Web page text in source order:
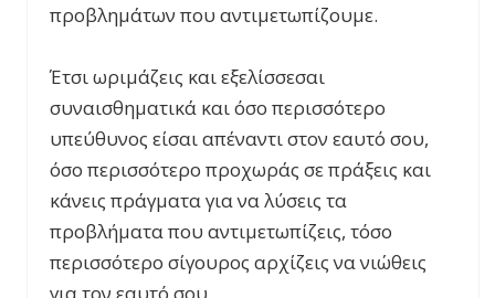
προβλημάτων που αντιμετωπίζουμε.
Έτσι ωριμάζεις και εξελίσσεσαι
συναισθηματικά και όσο περισσότερο
υπεύθυνος είσαι απέναντι στον εαυτό σου,
όσο περισσότερο προχωράς σε πράξεις και
κάνεις πράγματα για να λύσεις τα
προβλήματα που αντιμετωπίζεις, τόσο
περισσότερο σίγουρος αρχίζεις να νιώθεις
για τον εαυτό σου.